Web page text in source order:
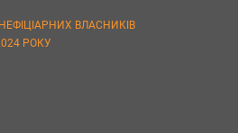
ВЛАСНИКІВ
РОКУ